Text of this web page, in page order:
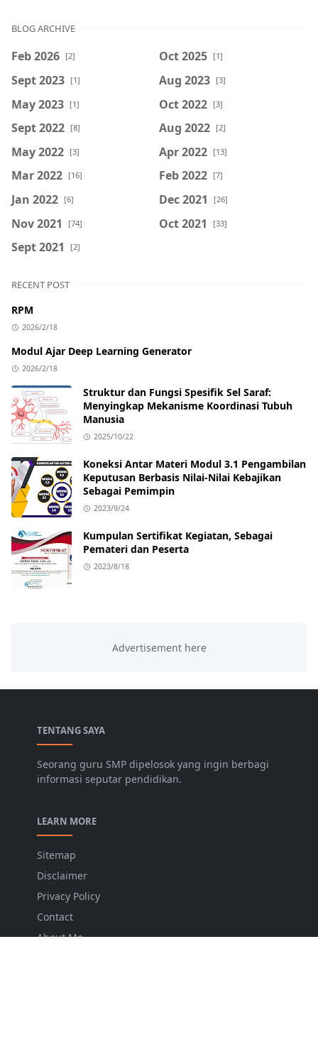
BLOG ARCHIVE
Feb 2026 [2] Oct 2025 [1]
Sept 2023 [1] Aug 2023 [3]
May 2023 [1] Oct 2022 [3]
Sept 2022 [8] Aug 2022 [2]
May 2022 [3] Apr 2022 [13]
Mar 2022 [16] Feb 2022 [7]
Jan 2022 [6] Dec 2021 [26]
Nov 2021 [74] Oct 2021 [33]
Sept 2021 [2]
RECENT POST
RPM
2026/2/18
Modul Ajar Deep Learning Generator
2026/2/18
Struktur dan Fungsi Spesifik Sel Saraf:
Menyingkap Mekanisme Koordinasi Tubuh
Manusia
2025/10/22
Koneksi Antar Materi Modul 3.1 Pengambilan
Keputusan Berbasis Nilai-Nilai Kebajikan
Sebagai Pemimpin
2023/9/24
Kumpulan Sertifikat Kegiatan, Sebagai
Pemateri dan Peserta
2023/8/18
TENTANG SAYA
Seorang guru SMP dipelosok yang ingin berbagi
informasi seputar pendidikan.
LEARN MORE
Sitemap
Disclaimer
Privacy Policy
Contact
About Me